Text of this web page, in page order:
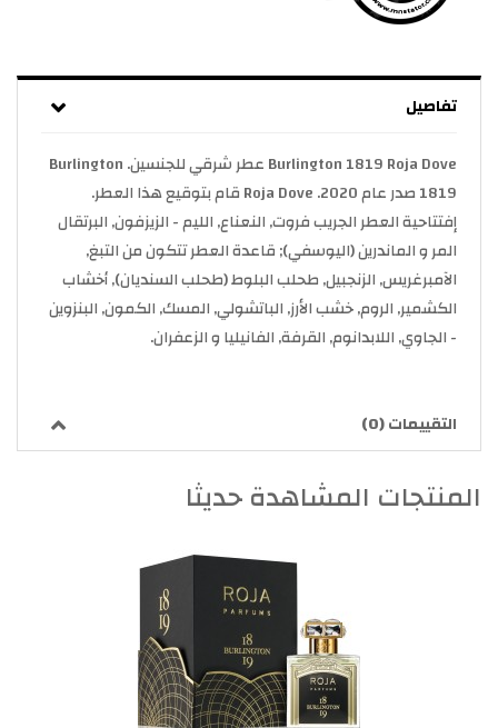
تفاصيل
Burlington 1819 Roja Dove عطر شرقي للجنسين. Burlington
1819 صدر عام 2020. Roja Dove قام بتوقيع هذا العطر.
إفتتاحية العطر الجريب فروت, النعناع, الليم - الزيزفون, البرتقال
المر و الماندرين (اليوسفي); قاعدة العطر تتكون من التبغ,
الآمبرغريس, الزنجبيل, طحلب البلوط (طحلب السنديان), أخشاب
الكشمير, الروم, خشب الأرز, الباتشولي, المسك, الكمون, البنزوين
- الجاوي, اللابدانوم, القرفة, الفانيليا و الزعفران.
التقييمات (0)
المنتجات المشاهدة حديثا